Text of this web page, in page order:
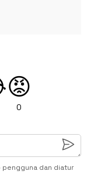
😡
0
dan diatur